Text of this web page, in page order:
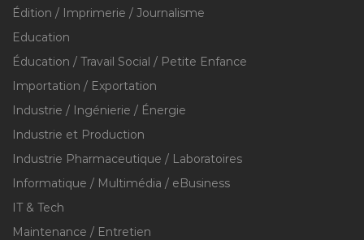
Édition / Imprimerie / Journalisme
Education
Éducation / Travail Social / Petite Enfance
Importation / Exportation
Industrie / Ingénierie / Énergie
Industrie et Production
Industrie Pharmaceutique / Laboratoires
Informatique / Multimédia / eBusiness
IT & Tech
Maintenance / Entretien